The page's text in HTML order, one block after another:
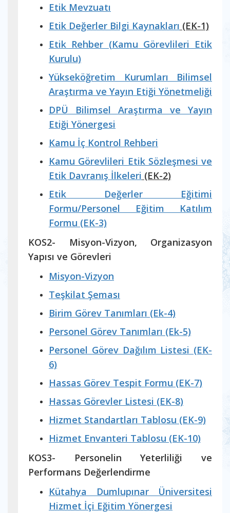
Etik Mevzuatı
Etik Değerler Bilgi Kaynakları (EK-1)
Etik Rehber (Kamu Görevlileri Etik
Kurulu)
Yükseköğretim Kurumları Bilimsel
Araştırma ve Yayın Etiği Yönetmeliği
DPÜ Bilimsel Araştırma ve Yayın
Etiği Yönergesi
Kamu İç Kontrol Rehberi
Kamu Görevlileri Etik Sözleşmesi ve
Etik Davranış İlkeleri (EK-2)
Etik Değerler Eğitimi
Formu/Personel Eğitim Katılım
Formu (EK-3)
KOS2- Misyon-Vizyon, Organizasyon
Yapısı ve Görevleri
Misyon-Vizyon
Teşkilat Şeması
Birim Görev Tanımları (Ek-4)
Personel Görev Tanımları (Ek-5)
Personel Görev Dağılım Listesi (EK-
6)
Hassas Görev Tespit Formu (EK-7)
Hassas Görevler Listesi (EK-8)
Hizmet Standartları Tablosu (EK-9)
Hizmet Envanteri Tablosu (EK-10)
KOS3- Personelin Yeterliliği ve
Performans Değerlendirme
Kütahya Dumlupınar Üniversitesi
Hizmet İçi Eğitim Yönergesi